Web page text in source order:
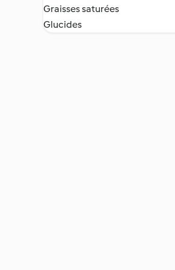
Graisses saturées
Glucides